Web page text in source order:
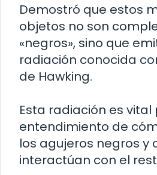
Demostró que estos
objetos no son
«negros», sino que
radiación conocida
de Hawking.
Esta radiación es
entendimiento de
los agujeros negros y
interactúan con el